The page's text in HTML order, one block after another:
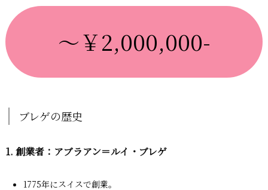
～￥2,000,000-
ブレゲの歴史
1. 創業者：アブラアン＝ルイ・ブレゲ
1775年にスイスで創業。